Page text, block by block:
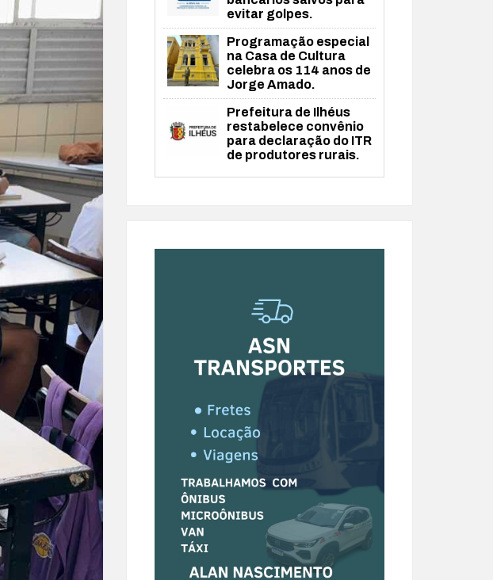
evitar golpes.
Programação especial
na Casa de Cultura
celebra os 114 anos de
Jorge Amado.
Prefeitura de Ilhéus
restabelece convênio
para declaração do ITR
de produtores rurais.